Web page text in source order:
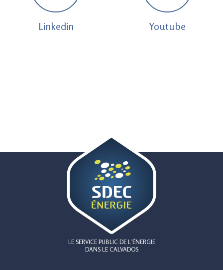
Linkedin Youtube
LE SERVICE PUBLIC DE L’ÉNERGIE
DANS LE CALVADOS